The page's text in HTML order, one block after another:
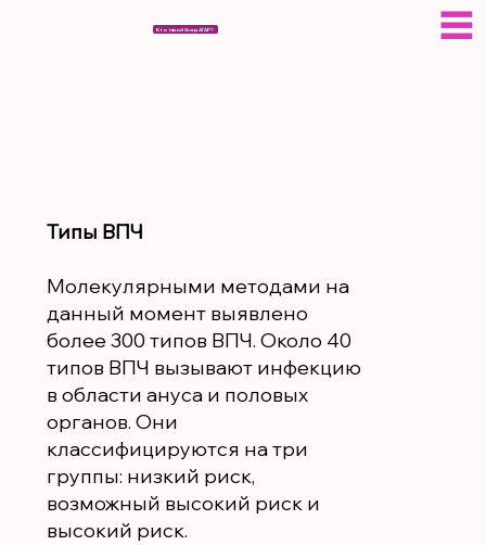
Кто такой Эсер АГАР?
Типы ВПЧ
Молекулярными методами на
данный момент выявлено
более 300 типов ВПЧ. Около 40
типов ВПЧ вызывают инфекцию
в области ануса и половых
органов. Они
классифицируются на три
группы: низкий риск,
возможный высокий риск и
высокий риск.